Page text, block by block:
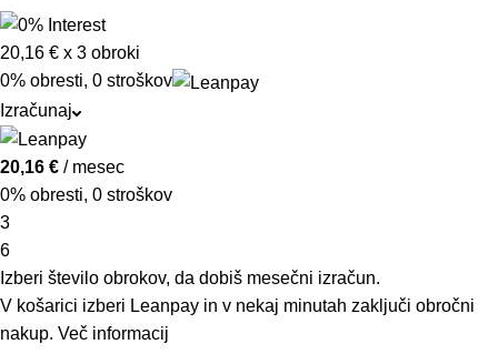
20,16 € x 3 obroki
0% obresti, 0 stroškov
Izračunaj
20,16 € / mesec
0% obresti, 0 stroškov
3
6
Izberi število obrokov, da dobiš mesečni izračun.
V košarici izberi Leanpay in v nekaj minutah zaključi obročni
nakup. Več informacij